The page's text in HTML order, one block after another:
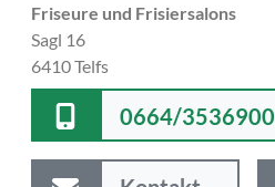
Friseure und Frisiersalons
Sagl 16
6410 Telfs
0664/3536900